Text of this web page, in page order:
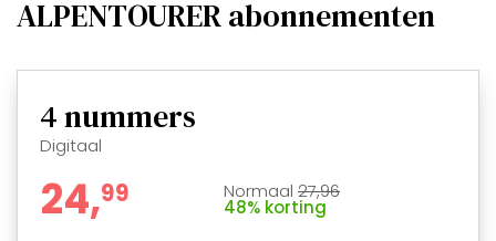
ALPENTOURER abonnementen
4nummers
Digitaal
24,99 Normaal 27,96
48% korting